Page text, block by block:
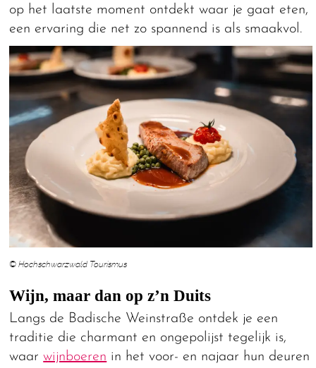
op het laatste moment ontdekt waar je gaat eten,
een ervaring die net zo spannend is als smaakvol.
© Hochschwarzwald Tourismus
Wijn, maar dan op z’n Duits
Langs de Badische Weinstraße ontdek je een
traditie die charmant en ongepolijst tegelijk is,
waarwijnboeren in het voor- en najaar hun deuren